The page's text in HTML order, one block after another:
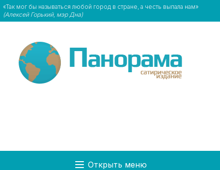
«Так мог бы называться любой город в стране, а честь выпала нам»
(Алексей Горький, мэр Дна)
Открыть меню